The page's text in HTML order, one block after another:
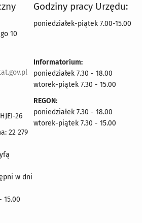
10
26
22 279
w dni
15.00
Godziny pracy Urzędu:
poniedziałek-piątek 7.00-15.00
Informatorium:
poniedziałek 7.30 - 18.00
wtorek-piątek 7.30 - 15.00
REGON:
poniedziałek 7.30 - 18.00
wtorek-piątek 7.30 - 15.00